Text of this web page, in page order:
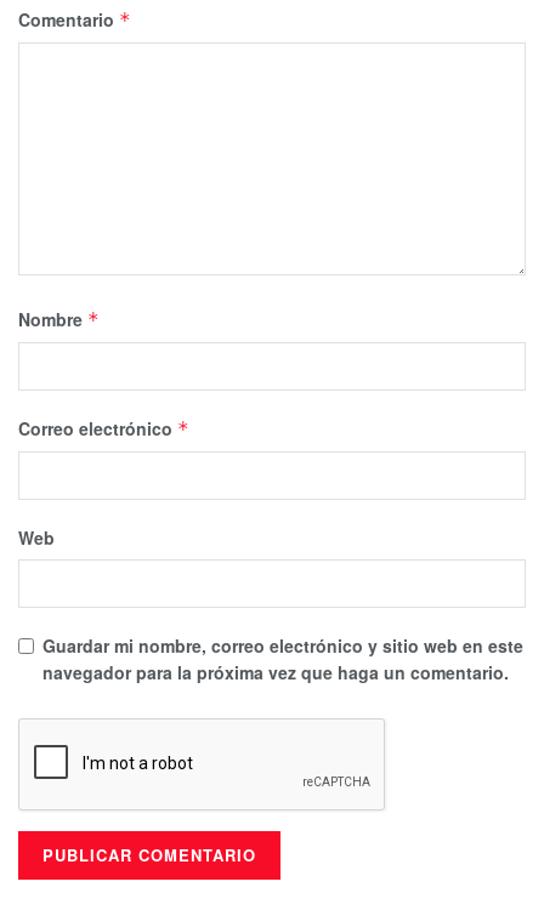
Comentario *
Nombre *
Correo electrónico *
Web
Guardar mi nombre, correo electrónico y sitio web en este
navegador para la próxima vez que haga un comentario.